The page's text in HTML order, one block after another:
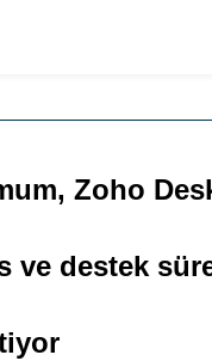
Zoho
ve destek